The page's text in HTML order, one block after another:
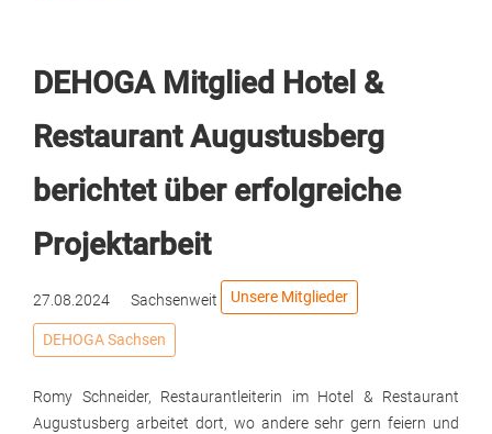
DEHOGA Mitglied Hotel &
Restaurant Augustusberg
berichtet über erfolgreiche
Projektarbeit
27.08.2024 Sachsenweit Unsere Mitglieder
DEHOGA Sachsen
Romy Schneider, Restaurantleiterin im Hotel & Restaurant
Augustusberg arbeitet dort, wo andere sehr gern feiern und